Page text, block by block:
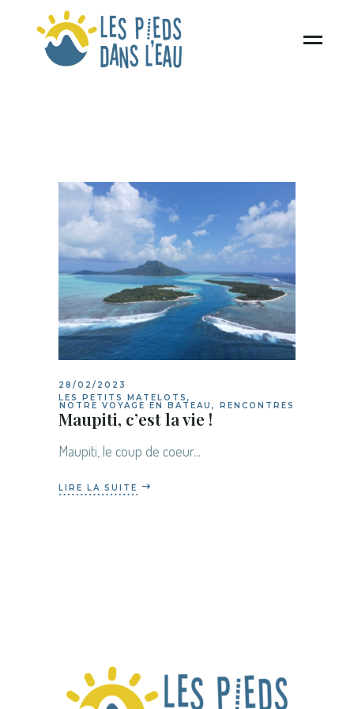
28/02/2023
LES PETITS MATELOTS ,
NOTRE VOYAGE EN BATEAU , RENCONTRES
Maupiti, c’est la vie !
Maupiti, le coup de coeur...
LIRE LA SUITE